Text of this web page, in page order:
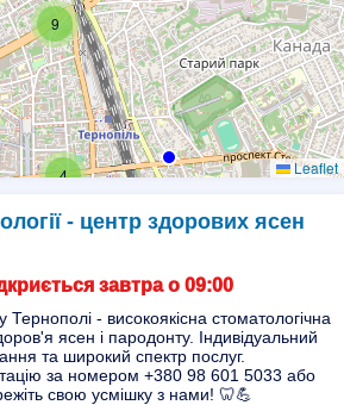
9
4
Leaflet
- центр здорових ясен
завтра о 09:00
Тернополі - високоякісна стоматологічна
ясен і пародонту. Індивідуальний
та широкий спектр послуг.
за номером +380 98 601 5033 або
свою усмішку з нами! 🦷💪